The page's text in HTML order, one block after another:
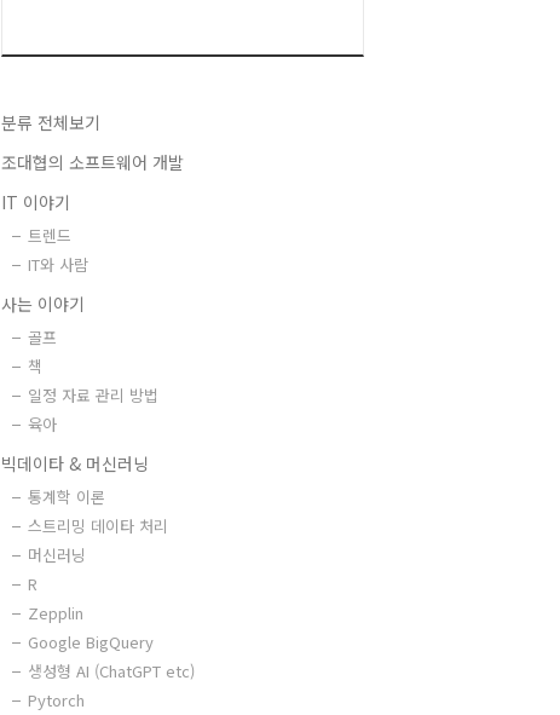
분류 전체보기
조대협의 소프트웨어 개발
IT 이야기
트렌드
IT와 사람
사는 이야기
골프
책
일정 자료 관리 방법
육아
빅데이타 & 머신러닝
통계학 이론
스트리밍 데이타 처리
머신러닝
R
Zepplin
Google BigQuery
생성형 AI (ChatGPT etc)
Pytorch